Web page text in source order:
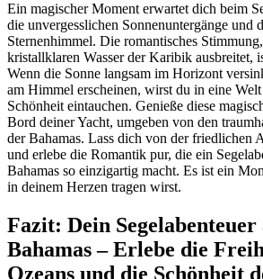
Ein magischer Moment erwartet dich beim
die unvergesslichen Sonnenuntergänge und
Sternenhimmel. Die romantisches
kristallklaren Wasser der Karibik ausbreitet,
Wenn die Sonne langsam im Horizont
am Himmel erscheinen, wirst du in eine
Schönheit eintauchen. Genieße diese
Bord deiner Yacht, umgeben von den
der Bahamas. Lass dich von der friedlichen
und erlebe die Romantik pur, die ein
Bahamas so einzigartig macht. Es ist ein
in deinem Herzen tragen wirst.
Fazit: Dein Segelabenteuer
Bahamas – Erlebe die
Ozeans und die Schönheit